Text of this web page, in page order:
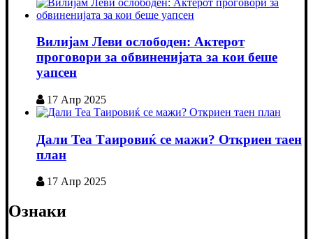
Вилијам Леви ослободен: Актерот
проговори за обвиненијата за кои беше
уапсен
17 Апр 2025
Дали Теа Таировиќ се мажи? Откриен таен
план
17 Апр 2025
Ознаки